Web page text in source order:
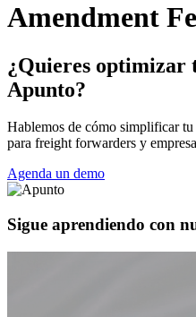
Amendment
¿Quieres optimizar
Apunto?
Hablemos de cómo simplificar
para freight forwarders y
Agenda un demo
Sigue aprendiendo con